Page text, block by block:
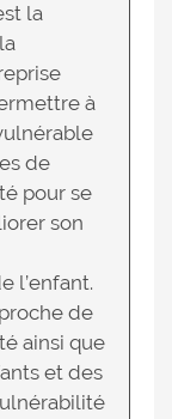
la
à
de
pour se
son
l’enfant.
de
ainsi que
et des